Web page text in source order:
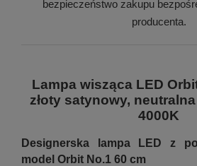
bezpieczeństwo zakupu
producenta.
Lampa wisząca LED
złoty satynowy,
4000K
Designerska lampa LED z
model Orbit No.1 60 cm